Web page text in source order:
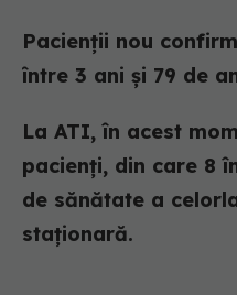
Pacienții nou
între 3 ani și 79 de
La ATI, în acest
pacienți, din care 8
de sănătate a
staționară.